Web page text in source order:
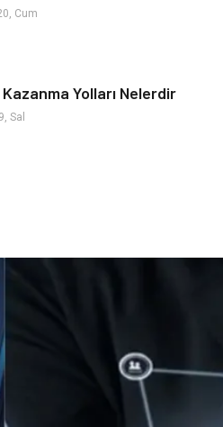
Nakliyat
Cum
Kazanma Yolları Nelerdir
Sal